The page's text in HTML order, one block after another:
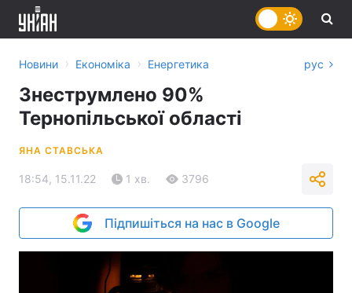
Новини › Економіка › Енергетика рус
Знеструмлено 90%
Тернопільської області
ЯНА СТАВСЬКА
18:54, 15.11.22 1 хв. 3796
Підпишіться на нас в Google